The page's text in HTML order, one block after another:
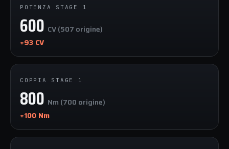
POTENZA STAGE 1
600 CV (507 origine)
+93 CV
COPPIA STAGE 1
800 Nm (700 origine)
+100 Nm